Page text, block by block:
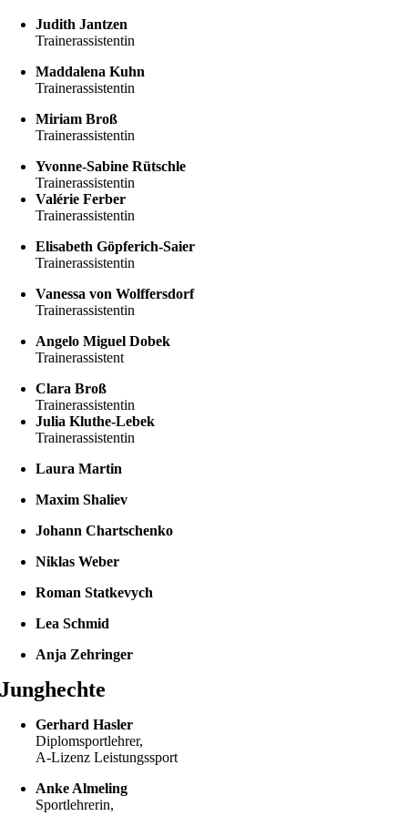
Judith Jantzen
Trainerassistentin
Maddalena Kuhn
Trainerassistentin
Miriam Broß
Trainerassistentin
Yvonne-Sabine Rütschle
Trainerassistentin
Valérie Ferber
Trainerassistentin
Elisabeth Göpferich-Saier
Trainerassistentin
Vanessa von Wolffersdorf
Trainerassistentin
Angelo Miguel Dobek
Trainerassistent
Clara Broß
Trainerassistentin
Julia Kluthe-Lebek
Trainerassistentin
Laura Martin
Maxim Shaliev
Johann Chartschenko
Niklas Weber
Roman Statkevych
Lea Schmid
Anja Zehringer
Junghechte
Gerhard Hasler
Diplomsportlehrer,
A-Lizenz Leistungssport
Anke Almeling
Sportlehrerin,